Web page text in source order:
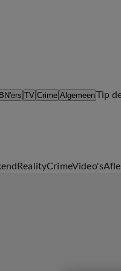
BN'ers TV Crime AlgemeenTip
RealityCrimeVideo's